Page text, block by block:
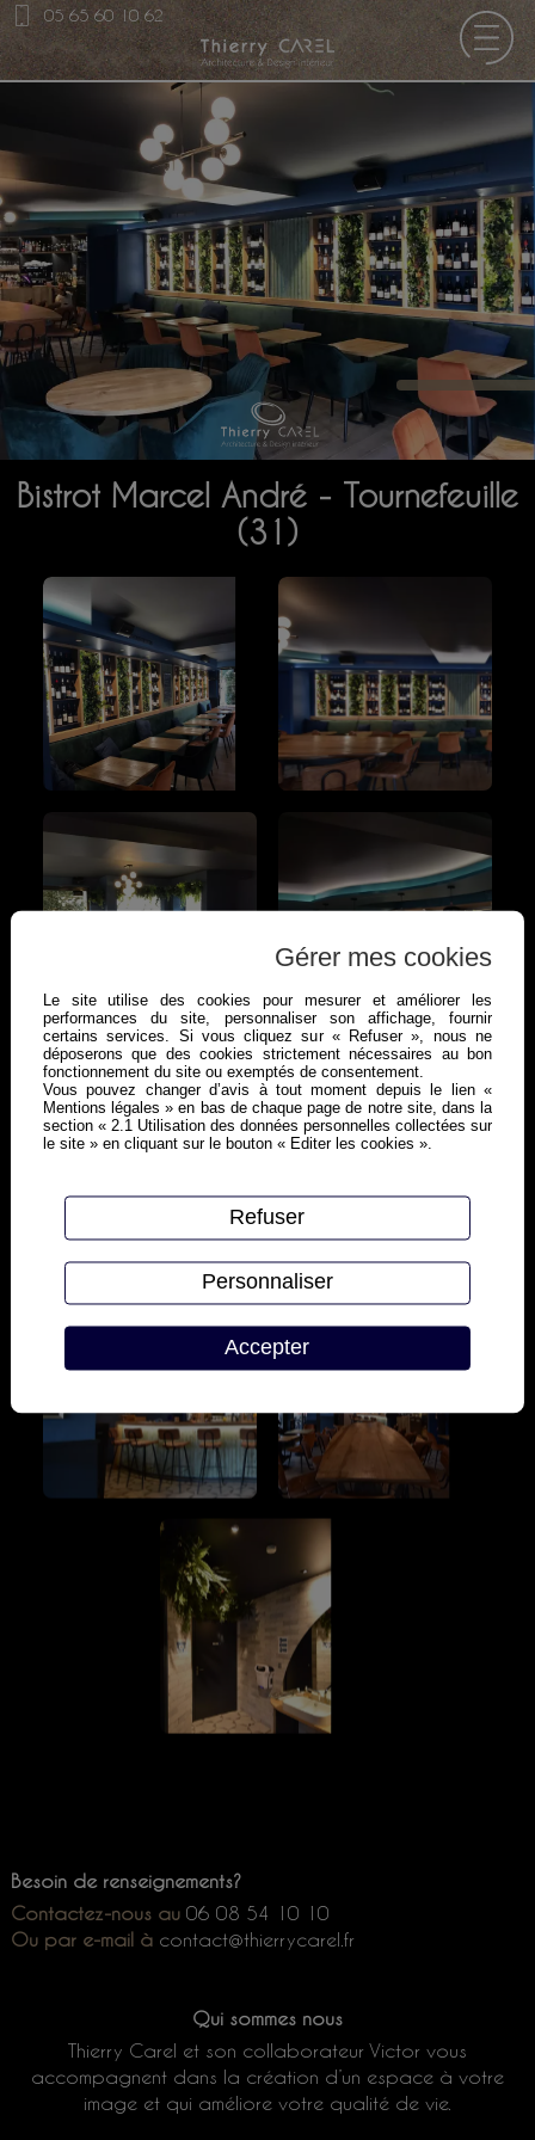
05 65 60 10 62
Bistrot Marcel André - Tournefeuille
(31)
Besoin de renseignements?
Contactez-nous au06 08 54 10 10
Ou par e-mail à contact@thierrycarel.fr
Qui sommes nous
Thierry Carel et son collaborateur Victor vous
accompagnent dans la création d’un espace à votre
image et qui améliore votre qualité de vie.
Gérer mes cookies
Le site utilise des cookies pour mesurer et améliorer les
performances du site, personnaliser son affichage, fournir
certains services. Si vous cliquez sur « Refuser », nous ne
déposerons que des cookies strictement nécessaires au bon
fonctionnement du site ou exemptés de consentement.
Vous pouvez changer d’avis à tout moment depuis le lien «
Mentions légales » en bas de chaque page de notre site, dans la
section « 2.1 Utilisation des données personnelles collectées sur
le site » en cliquant sur le bouton « Editer les cookies ».
Accepter
Refuser
Personnaliser